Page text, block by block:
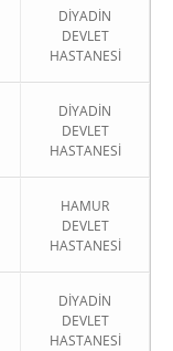
DİYADİN
DEVLET
HASTANESİ
DİYADİN
DEVLET
HASTANESİ
HAMUR
DEVLET
HASTANESİ
DİYADİN
DEVLET
HASTANESİ